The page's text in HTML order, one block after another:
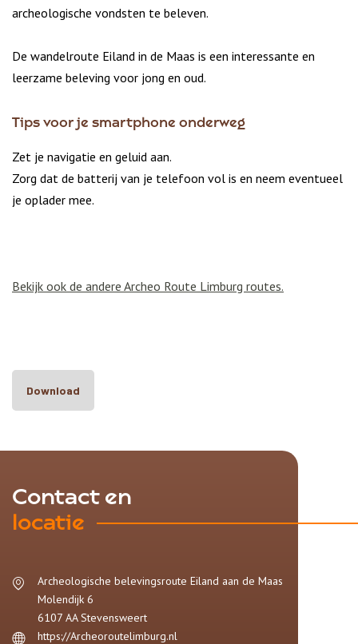
archeologische vondsten te beleven.
De wandelroute Eiland in de Maas is een interessante en
leerzame beleving voor jong en oud.
Tips voor je smartphone onderweg
Zet je navigatie en geluid aan.
Zorg dat de batterij van je telefoon vol is en neem eventueel
je oplader mee.
Bekijk ook de andere Archeo Route Limburg routes.
Download
Contact en
locatie
Archeologische belevingsroute Eiland aan de Maas
Molendijk 6
6107 AA Stevensweert
https://Archeoroutelimburg.nl